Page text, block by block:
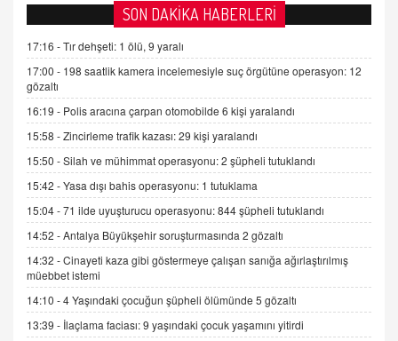
AV. DOĞAN CAN DOĞAN
Kişisel verilerin korunması ve dijital hukukun
gelişimi
15.09.2025 16:17
SEHER EREK
Kış Ayları Geldi, Hangi Önlemler Alınmalı?
9.12.2025 10:11
İNCİ GÜL AKÖL
Trump Keşke Adana'yı da Ziyaret Etse...
06.07.2026 13:00
ADEM AKÖL
Esed Destekçilerinin Yüzüne Vurulan Şamar:
Sednaya
11.12.2024 12:30
SON DAKİKA HABERLERİ
17:16 -Tır dehşeti: 1 ölü, 9 yaralı
17:00 - 198 saatlik kamera incelemesiyle suç örgütüne operasyon: 12
gözaltı
16:19 - Polis aracına çarpan otomobilde 6 kişi yaralandı
15:58 -Zincirleme trafik kazası: 29 kişi yaralandı
15:50 -Silah ve mühimmat operasyonu: 2 şüpheli tutuklandı
15:42 -Yasa dışı bahis operasyonu: 1 tutuklama
15:04 -71 ilde uyuşturucu operasyonu: 844 şüpheli tutuklandı
14:52 -Antalya Büyükşehir soruşturmasında 2 gözaltı
14:32 -Cinayeti kaza gibi göstermeye çalışan sanığa ağırlaştırılmış
müebbet istemi
14:10 -4 Yaşındaki çocuğun şüpheli ölümünde 5 gözaltı
13:39 - İlaçlama faciası: 9 yaşındaki çocuk yaşamını yitirdi